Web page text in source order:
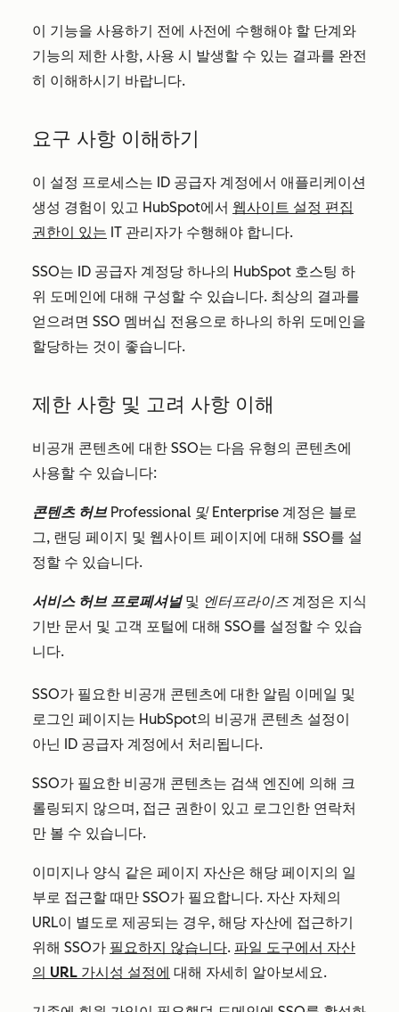
이 기능을 사용하기 전에 사전에 수행해야 할 단계와
기능의 제한 사항, 사용 시 발생할 수 있는 결과를 완전
히 이해하시기 바랍니다.
요구 사항 이해하기
이 설정 프로세스는 ID 공급자 계정에서 애플리케이션
생성 경험이 있고 HubSpot에서 웹사이트 설정 편집
권한이 있는 IT 관리자가 수행해야 합니다.
SSO는 ID 공급자 계정당 하나의 HubSpot 호스팅 하
위 도메인에 대해 구성할 수 있습니다. 최상의 결과를
얻으려면 SSO 멤버십 전용으로 하나의 하위 도메인을
할당하는 것이 좋습니다.
제한 사항 및 고려 사항 이해
비공개 콘텐츠에 대한 SSO는 다음 유형의 콘텐츠에
사용할 수 있습니다:
콘텐츠허브 Professional 및 Enterprise 계정은 블로
그, 랜딩 페이지 및 웹사이트 페이지에 대해 SSO를 설
정할 수 있습니다.
서비스 허브 프로페셔널 및 엔터프라이즈 계정은 지식
기반 문서 및 고객 포털에 대해 SSO를 설정할 수 있습
니다.
SSO가 필요한 비공개 콘텐츠에 대한 알림 이메일 및
로그인 페이지는 HubSpot의 비공개 콘텐츠 설정이
아닌 ID 공급자 계정에서 처리됩니다.
SSO가 필요한 비공개 콘텐츠는 검색 엔진에 의해 크
롤링되지 않으며, 접근 권한이 있고 로그인한 연락처
만 볼 수 있습니다.
이미지나 양식 같은 페이지 자산은 해당 페이지의 일
부로 접근할 때만 SSO가 필요합니다. 자산 자체의
URL이 별도로 제공되는 경우, 해당 자산에 접근하기
위해 SSO가 필요하지 않습니다. 파일 도구에서 자산
의 URL 가시성 설정에 대해 자세히 알아보세요.